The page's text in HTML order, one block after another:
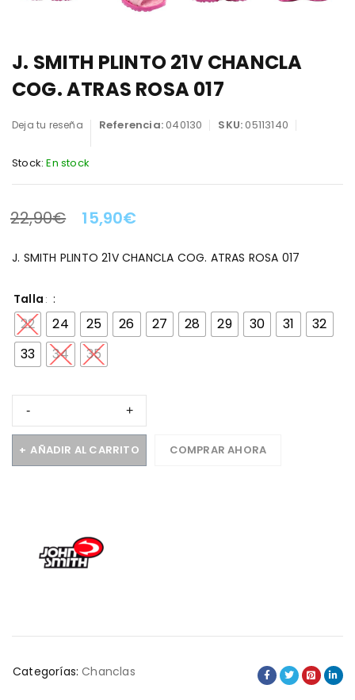
J. SMITH PLINTO 21V CHANCLA
COG. ATRAS ROSA 017
Deja tu reseña Referencia:040130 SKU:05113140
Stock: En stock
LA OFERTA TERMINA EN:
22,90€ 15,90€
J. SMITH PLINTO 21V CHANCLA COG. ATRAS ROSA 017
Talla
22 24 25 26 27 28 29 30 31
32
33
34 35
AÑADIR AL CARRITO COMPRAR AHORA
Categorías: Chanclas